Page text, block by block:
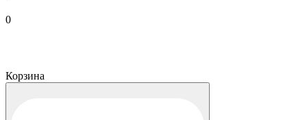
0
Корзина